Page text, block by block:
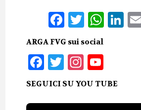
Facebook
Twitter
ARGA FVG sui social
Facebook
Twitter
SEGUICI SU YOU TUBE